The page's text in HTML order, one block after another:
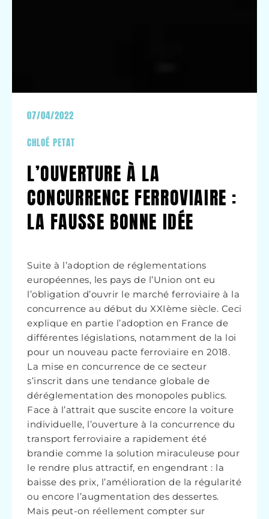
07/04/2022
CHLOÉ PETAT
L’OUVERTURE À LA
CONCURRENCE FERROVIAIRE :
LA FAUSSE BONNE IDÉE
Suite à l’adoption de réglementations
européennes, les pays de l’Union ont eu
l’obligation d’ouvrir le marché ferroviaire à la
concurrence au début du XXIème siècle. Ceci
explique en partie l’adoption en France de
différentes législations, notamment de la loi
pour un nouveau pacte ferroviaire en 2018.
La mise en concurrence de ce secteur
s’inscrit dans une tendance globale de
déréglementation des monopoles publics.
Face à l’attrait que suscite encore la voiture
individuelle, l’ouverture à la concurrence du
transport ferroviaire a rapidement été
brandie comme la solution miraculeuse pour
le rendre plus attractif, en engendrant : la
baisse des prix, l’amélioration de la régularité
ou encore l’augmentation des dessertes.
Mais peut-on réellement compter sur